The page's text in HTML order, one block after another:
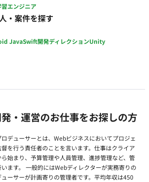
エンジニア
・案件を探す
JavaSwift開発ディレクションUnity
・運営のお仕事をお探しの方
デューサーとは、Webビジネスにおいてプロジェ
を行う責任者のことを言います。仕事はクライア
始まり、予算管理や人員管理、進捗管理など、管
ます。 一般的にはWebディレクターが実務寄りの
ーサーが計画寄りの管理者です。平均年収は450